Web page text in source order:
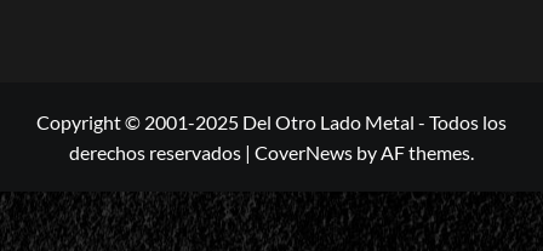
Copyright © 2001-2025 Del Otro Lado Metal - Todos los
derechos reservados | CoverNews by AF themes.